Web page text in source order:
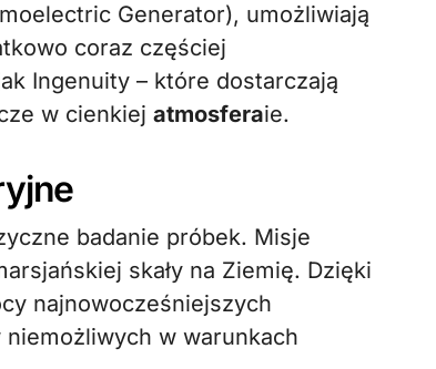
Generator), umożliwiają
coraz częściej
Ingenuity – które dostarczają
w cienkiej atmosferaie.
badanie próbek. Misje
skały na Ziemię. Dzięki
najnowocześniejszych
w warunkach